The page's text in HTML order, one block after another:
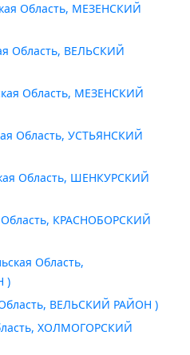
Область, МЕЗЕНСКИЙ
Область, ВЕЛЬСКИЙ
Область, МЕЗЕНСКИЙ
Область, УСТЬЯНСКИЙ
Область, ШЕНКУРСКИЙ
Область, КРАСНОБОРСКИЙ
Область,
)
Область, ВЕЛЬСКИЙ РАЙОН )
ХОЛМОГОРСКИЙ